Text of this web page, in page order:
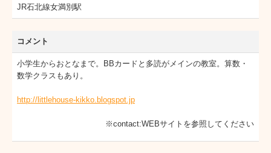
JR石北線女満別駅
コメント
小学生からおとなまで。BBカードと多読がメインの教室。算数・
数学クラスもあり。
http://littlehouse-kikko.blogspot.jp
※contact:WEBサイトを参照してください